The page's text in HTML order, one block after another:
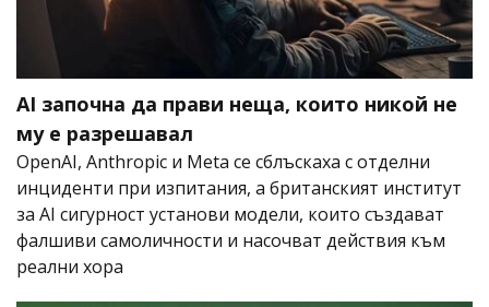
AI започна да прави неща, които никой не
му е разрешавал
OpenAI, Anthropic и Meta се сблъскаха с отделни
инциденти при изпитания, а британският институт
за AI сигурност установи модели, които създават
фалшиви самоличности и насочват действия към
реални хора